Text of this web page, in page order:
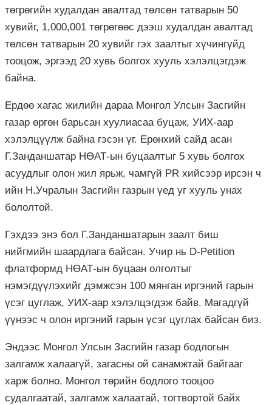
төгрөгийн худалдан авалтад төлсөн татварын 50
хувийг, 1,000,001 төгрөгөөс дээш худалдан авалтад
төлсөн татварын 20 хувийг гэх заалтыг хүчингүйд
тооцож, эргээд 20 хувь болгох хууль хэлэлцэгдэж
байна.
Ердөө хагас жилийн дараа Монгол Улсын Засгийн
газар өргөн барьсан хуулиасаа буцаж, УИХ-аар
хэлэлцүүлж байна гэсэн үг. Ерөнхий сайд асан
Г.Занданшатар НӨАТ-ын буцаалтыг 5 хувь болгох
асуудлыг олон жил ярьж, чамгүй PR хийсээр ирсэн ч
ийн Н.Учралын Засгийн газрын үед уг хууль унах
бололтой.
Гэхдээ энэ бол Г.Занданшатарын заалт биш
нийгмийн шаардлага байсан. Учир нь D-Petition
флатформд НӨАТ-ын буцаан олголтыг
нэмэгдүүлэхийг дэмжсэн 100 мянган иргэний гарын
үсэг цуглаж, УИХ-аар хэлэлцэгдэж байв. Магадгүй
үүнээс ч олон иргэний гарын үсэг цуглах байсан биз.
Эндээс Монгол Улсын Засгийн газар бодлогын
залгамж халаагүй, загасны ой санамжтай байгааг
харж болно. Монгол төрийн бодлого тооцоо
судалгаатай, залгамж халаатай, тогтвортой байх